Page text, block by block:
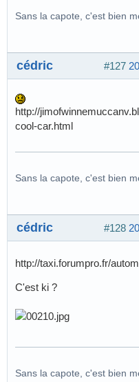
Sans la capote, c'est bien
#127
cédric
http://
cool-car.html
Sans la capote, c'est bien
#128
cédric
http://taxi.forumpro.fr/
C'est ki ?
Sans la capote, c'est bien